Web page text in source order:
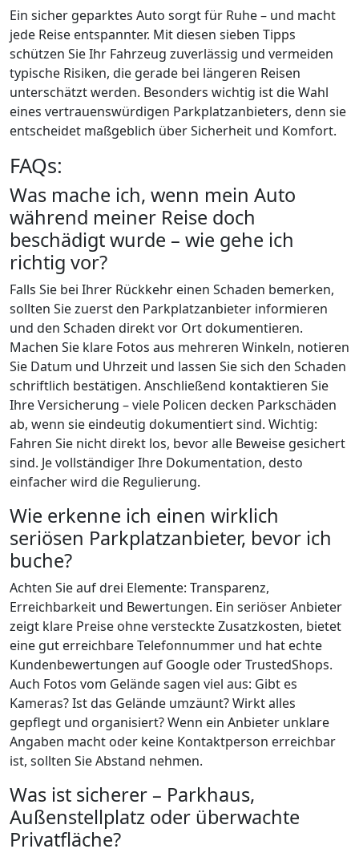
Ein sicher geparktes Auto sorgt für Ruhe – und macht
jede Reise entspannter. Mit diesen sieben Tipps
schützen Sie Ihr Fahrzeug zuverlässig und vermeiden
typische Risiken, die gerade bei längeren Reisen
unterschätzt werden. Besonders wichtig ist die Wahl
eines vertrauenswürdigen Parkplatzanbieters, denn sie
entscheidet maßgeblich über Sicherheit und Komfort.
FAQs:
Was mache ich, wenn mein Auto
während meiner Reise doch
beschädigt wurde – wie gehe ich
richtig vor?
Falls Sie bei Ihrer Rückkehr einen Schaden bemerken,
sollten Sie zuerst den Parkplatzanbieter informieren
und den Schaden direkt vor Ort dokumentieren.
Machen Sie klare Fotos aus mehreren Winkeln, notieren
Sie Datum und Uhrzeit und lassen Sie sich den Schaden
schriftlich bestätigen. Anschließend kontaktieren Sie
Ihre Versicherung – viele Policen decken Parkschäden
ab, wenn sie eindeutig dokumentiert sind. Wichtig:
Fahren Sie nicht direkt los, bevor alle Beweise gesichert
sind. Je vollständiger Ihre Dokumentation, desto
einfacher wird die Regulierung.
Wie erkenne ich einen wirklich
seriösen Parkplatzanbieter, bevor ich
buche?
Achten Sie auf drei Elemente: Transparenz,
Erreichbarkeit und Bewertungen. Ein seriöser Anbieter
zeigt klare Preise ohne versteckte Zusatzkosten, bietet
eine gut erreichbare Telefonnummer und hat echte
Kundenbewertungen auf Google oder TrustedShops.
Auch Fotos vom Gelände sagen viel aus: Gibt es
Kameras? Ist das Gelände umzäunt? Wirkt alles
gepflegt und organisiert? Wenn ein Anbieter unklare
Angaben macht oder keine Kontaktperson erreichbar
ist, sollten Sie Abstand nehmen.
Was ist sicherer – Parkhaus,
Außenstellplatz oder überwachte
Privatfläche?